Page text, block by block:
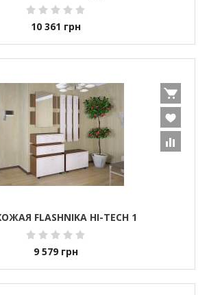
10 361 грн
FLASHNIKA HI-TECH 1
9 579 грн